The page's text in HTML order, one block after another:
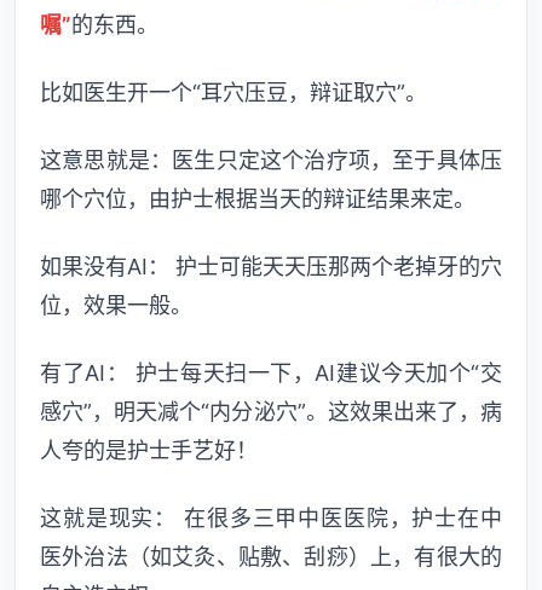
嘱”的东西。
比如医生开一个“耳穴压豆，辩证取穴”。
这意思就是：医生只定这个治疗项，至于具体压
哪个穴位，由护士根据当天的辩证结果来定。
如果没有AI： 护士可能天天压那两个老掉牙的穴
位，效果一般。
有了AI： 护士每天扫一下，AI建议今天加个“交
感穴”，明天减个“内分泌穴”。这效果出来了，病
人夸的是护士手艺好！
这就是现实： 在很多三甲中医医院，护士在中
医外治法（如艾灸、贴敷、刮痧）上，有很大的